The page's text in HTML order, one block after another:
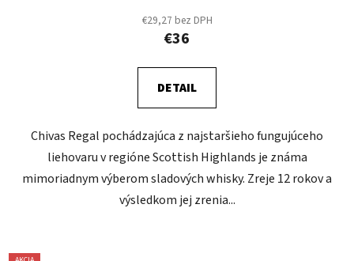
€29,27 bez DPH
€36
DETAIL
Chivas Regal pochádzajúca z najstaršieho fungujúceho
liehovaru v regióne Scottish Highlands je známa
mimoriadnym výberom sladových whisky. Zreje 12 rokov a
výsledkom jej zrenia...